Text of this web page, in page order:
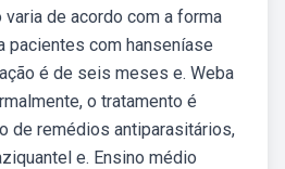
de acordo com a forma
pacientes com hanseníase
é de seis meses e. Weba
o tratamento é
de remédios antiparasitários,
e. Ensino médio